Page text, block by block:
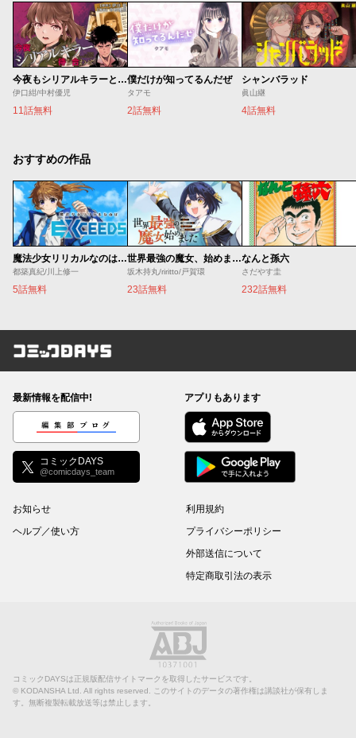
今夜もシリアルキラーと待ち合わせ
伊口紺/中村優児
11話無料
僕だけが知ってるんだぜ
タアモ
2話無料
シャンバラッド
眞山継
4話無料
おすすめの作品
魔法少女リリカルなのは EXCEEDS
都築真紀/川上修一
5話無料
世界最強の魔女、始めました ～私だけ『攻略サイト』を見れる世界で自由に生きます～
坂木持丸/riritto/戸賀環
23話無料
なんと孫六
さだやす圭
232話無料
コミックDAYS
最新情報を配信中!
編集部ブログ
コミックDAYS
@comicdays_team
アプリもあります
お知らせ
ヘルプ／使い方
利用規約
プライバシーポリシー
外部送信について
特定商取引法の表示
コミックDAYSは正規版配信サイトマークを取得したサービスです。
© KODANSHA Ltd. All rights reserved. このサイトのデータの著作権は講談社が保有しま
す。無断複製転載放送等は禁止します。